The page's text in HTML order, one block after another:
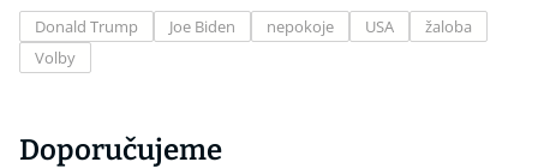
Donald Trump Joe Biden nepokoje USA
žaloba
Volby
Doporučujeme